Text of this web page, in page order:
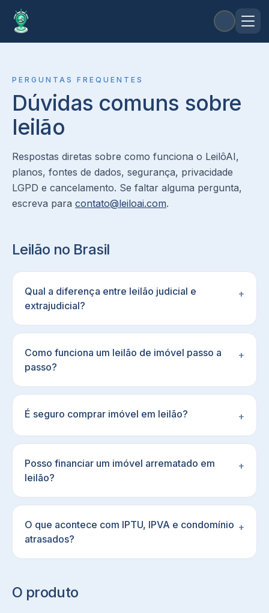
PERGUNTAS FREQUENTES
Dúvidas comuns sobre
leilão
Respostas diretas sobre como funciona o LeilôAI,
planos, fontes de dados, segurança, privacidade
LGPD e cancelamento. Se faltar alguma pergunta,
escreva para contato@leiloai.com.
Leilão no Brasil
Qual a diferença entre leilão judicial e
extrajudicial?
+
Como funciona um leilão de imóvel passo a
passo?
+
É seguro comprar imóvel em leilão? +
Posso financiar um imóvel arrematado em
leilão?
+
O que acontece com IPTU, IPVA e condomínio
atrasados?
+
O produto